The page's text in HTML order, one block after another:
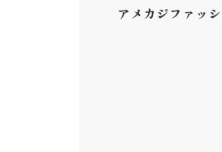
アメカジファッ